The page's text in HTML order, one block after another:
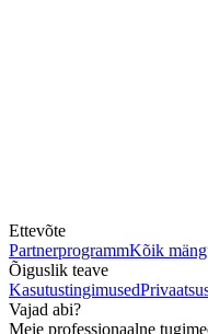
Ettevõte
PartnerprogrammKõik
Õiguslik teave
Kasutustingimused
Vajad abi?
Meie professionaalne